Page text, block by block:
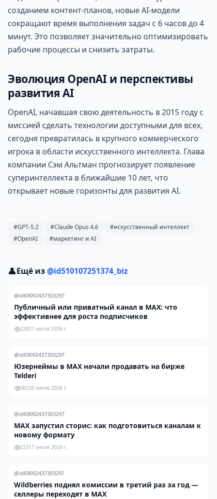
созданием контент-планов, новые AI-модели
сокращают время выполнения задач с 6 часов до 4
минут. Это позволяет значительно оптимизировать
рабочие процессы и снизить затраты.
Эволюция OpenAI и перспективы
развития AI
OpenAI, начавшая свою деятельность в 2015 году с
миссией сделать технологии доступными для всех,
сегодня превратилась в крупного коммерческого
игрока в области искусственного интеллекта. Глава
компании Сэм Альтман прогнозирует появление
суперинтеллекта в ближайшие 10 лет, что
открывает новые горизонты для развития AI.
#GPT-5.2 #Claude Opus 4.6
#искусственный интеллект
#OpenAI
#маркетинг и AI
👤Ещё из@id510107251374_biz
@id69092437303297
Публичный или приватный канал в MAX: что
эффективнее для роста подписчиков
22821 июля 2026 г.
@id69092437303297
Юзернеймы в MAX начали продавать на бирже
Telderi
38220 июля 2026 г.
@id69092437303297
MAX запустил сторис: как подготовиться каналам к
новому формату
22317 июля 2026 г.
@id69092437303297
Wildberries поднял комиссии в третий раз за год —
селлеры переходят в MAX